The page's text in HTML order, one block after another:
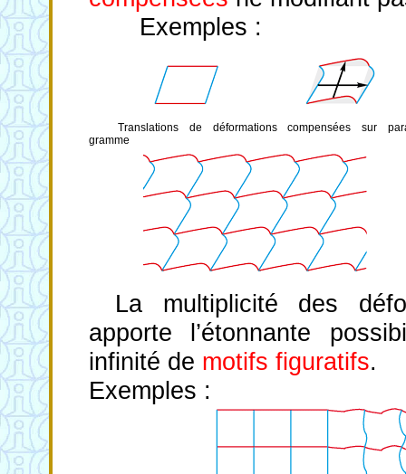
Exemples :
Translations de déformations compensées sur
gramme
La multiplicité des
apporte l’étonnante
infinité de motifs figuratifs.
Exemples :